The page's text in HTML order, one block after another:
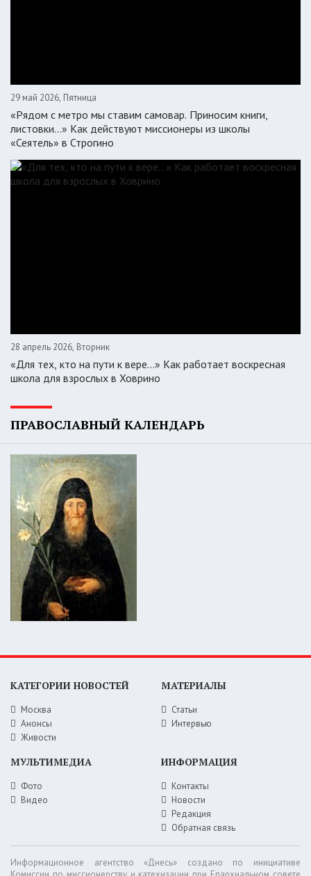
29 май 2026, Пятница
«Рядом с метро мы ставим самовар. Приносим книги,
листовки…» Как действуют миссионеры из школы
«Сеятель» в Строгино
28 апрель 2026, Вторник
«Для тех, кто на пути к вере...» Как работает воскресная
школа для взрослых в Ховрино
ПРАВОСЛАВНЫЙ КАЛЕНДАРЬ
КАТЕГОРИИ НОВОСТЕЙ
Москва
Анонсы
Живости
МАТЕРИАЛЫ
Статьи
Интервью
МУЛЬТИМЕДИА
Фото
Видео
ИНФОРМАЦИЯ
Контакты
Новости
Редакция
Обратная связь
Информационное агентство «Днесь» создано по инициативе